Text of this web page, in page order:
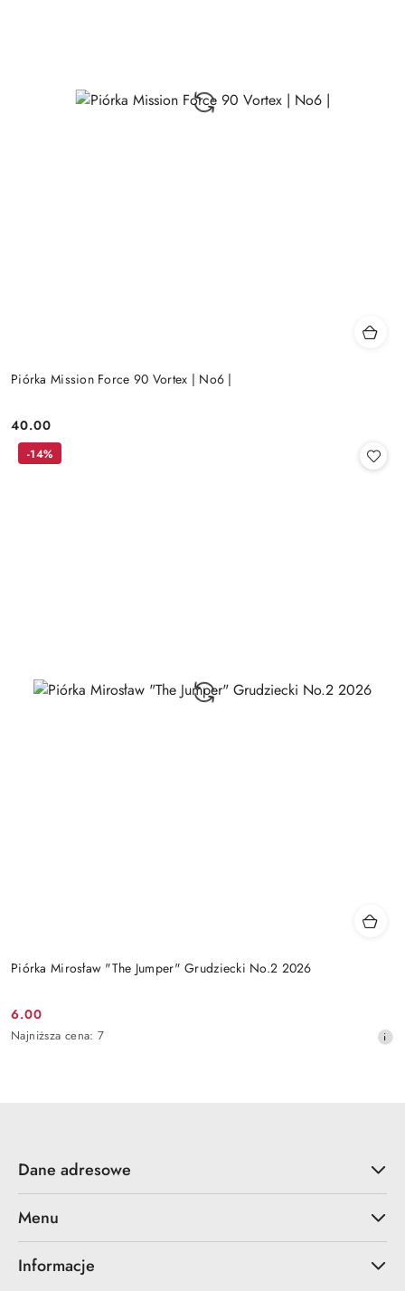
Piórka Mission Force 90 Vortex | No6 |
Cena:
40.00
Piórka Mirosław "The Jumper" Grudziecki No.2 2026
Cena
promocyjna:
6.00
Najniższa
Najniższa cena: 7
-14%
Dane adresowe
Menu
Informacje